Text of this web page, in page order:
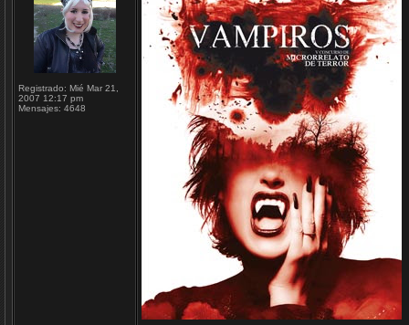
Registrado: Mié Mar 21,
2007 12:17 pm
Mensajes: 4648